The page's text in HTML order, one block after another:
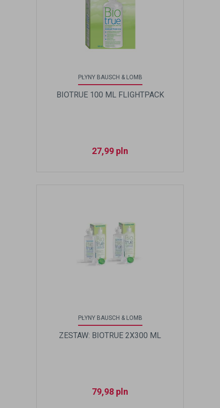
PŁYNY BAUSCH & LOMB
BIOTRUE 100 ML FLIGHTPACK
27,99 pln
PŁYNY BAUSCH & LOMB
ZESTAW: BIOTRUE 2X300 ML
79,98 pln